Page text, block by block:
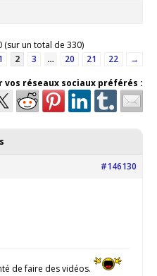
(sur un total de 330)
2 3 … 20 21 22
→
vos réseaux sociaux préférés :
#146130
de faire des vidéos.